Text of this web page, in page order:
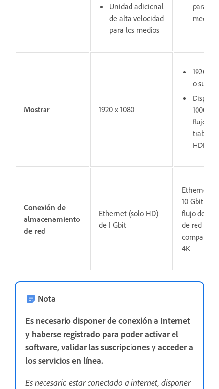
Unidad adicional
de alta velocidad
para los medios
para los
medios
Mostrar 1920 x 1080
1920 x
o
1000
flujos de
trabajo
HDR
Conexión de
almacenamiento
de red
Ethernet (solo HD)
de 1 Gbit
Ethernet de
10 Gbit para
flujo de
de red
4K
Nota
Es necesario disponer de conexión a Internet
y haberse registrado para poder activar el
software, validar las suscripciones y acceder a
los servicios en línea.
Es necesario estar conectado a internet, disponer